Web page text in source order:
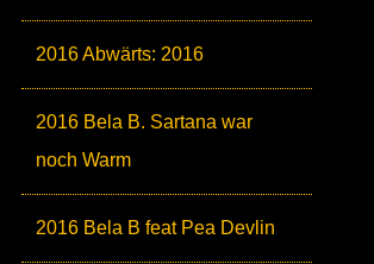
2016 Abwärts: 2016
2016 Bela B. Sartana war
noch Warm
2016 Bela B feat Pea Devlin